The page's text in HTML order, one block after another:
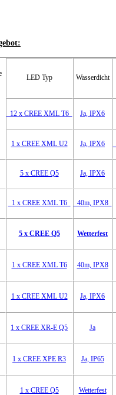
LED Typ Wasserdicht
12 x CREE XML T6 Ja, IPX6
1 x CREE XML U2 Ja, IPX6
5 x CREE Q5 Ja, IPX6
1 x CREE XML T6 40m, IPX8
5 x CREE Q5 Wetterfest
1 x CREE XML T6 40m, IPX8
1 x CREE XML U2 Ja, IPX6
1 x CREE XR-E Q5 Ja
1 x CREE XPE R3 Ja, IP65
1 x CREE Q5 Wetterfest